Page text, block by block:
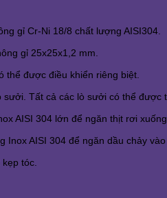
gỉ Cr-Ni 18/8 chất lượng AISI304.
gỉ 25x25x1,2 mm.
thể được điều khiển riêng biệt.
Tất cả các lò sưởi có thể được
AISI 304 lớn để ngăn thịt rơi
AISI 304 để ngăn dầu chảy vào
tóc.